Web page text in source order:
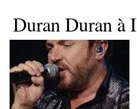
Duran Duran à